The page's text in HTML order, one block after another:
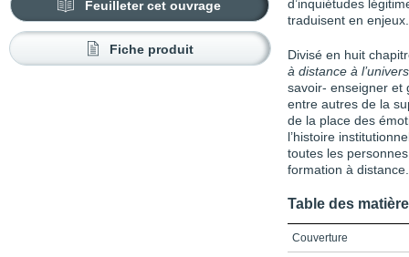
Feuilleter cet ouvrage
Fiche produit
d’inquiétudes
traduisent en enjeux.
Divisé en huit
à distance à
savoir- enseigner et
entre autres de la
de la place des
l’histoire
toutes les
formation à distance.
Table des
Couverture